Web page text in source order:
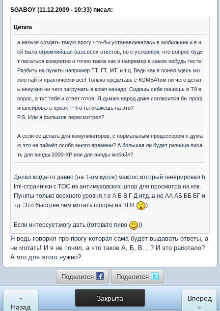
SGABOY (11.12.2009 - 10:33) писал:
Цитата
а нельзя создать такую прогу что-бы устанавливалась в мобильник и в н
ей была огромнийшая база всех ответов, но с условием, что вопрос буде
т писаться конкретно и точно также как и например в каком нибудь тесте!
Разбить на пункты например ТТ. ГТ. МТ. и т.д. Ведь как я понял здесь мо
жно найти практически всё! Только представь с КОМБАТом ни чего делат
ь ненужно ни чего загружать в комп ненадо! Сидишь себе пишешь в Т9 в
опрос, а тут тебе и ответ готов! Я думаю народ даже согласился бы проф
инансировать проэкт! Что ты скажешь на это?
P.S. Или я фильмов пересмотрел?
А если её делать для комуникаторов, с нормальным процессором я дума
ю это не займёт особо много времени? А большая ли будет разница писа
ть для винды 2000-XP или для винды мобайл?
Делал когда-то давно (на 1-ом курсе) макрос,который генерировал h
tml-странички с TOC из антимуховских шпор для просмотра на кпк.
Пункты только верхнего уровня,т.е А Б В Г Д итд.,а не АА АБ ББ БГ и
тд. Это быстрее,чем мотать шпоры на КПК
).
Если интерсует,могу дать (готовьте пиво ))
Я ведь говорил про прогу которая сама будет выдавать ответы, а
не мотать! И я не понял, а что такое А, Б, В... ? И это работало?
А что для этого нужно?
Поделится Поделится
Закрыта
«
Назад
Вперед
»